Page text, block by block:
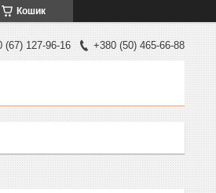
Кошик
(67) 127-96-16 +380 (50) 465-66-88